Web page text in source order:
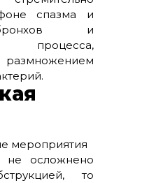
спазма и
и
процесса,
не осложнено
то